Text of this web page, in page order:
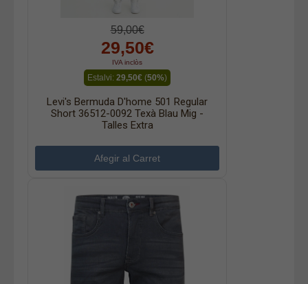
59,00€
29,50€
IVA inclòs
Estalvi: 29,50€ (50%)
Levi's Bermuda D'home 501 Regular
Short 36512-0092 Texà Blau Mig -
Talles Extra